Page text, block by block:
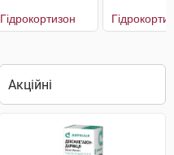
Гідрокортизон